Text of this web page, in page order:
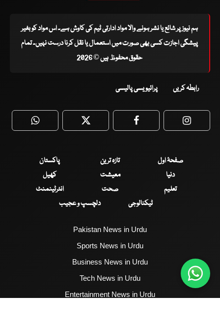
ہم نیوز پر شائع یا نشر ہونے والا مواد ادارتی ٹیم کی کاوش ہے۔ اس مواد کو بغیر
پیشگی اجازت کسی بھی صورت میں استعمال یا نقل کرنا درست نہیں۔ تمام
حقوق محفوظ ہیں © 2026
رابطہ کریں پرائیویسی پالیسی
WhatsApp Twitter Facebook
صفحۂ اول تازہ ترین
پاکستان
دنیا
معیشت
کھیل
تعلیم
صحت
انٹرٹینمنٹ
ٹیکنالوجی
دلچسپ و عجیب
Pakistan News in Urdu
Sports News in Urdu
Business News in Urdu
Tech News in Urdu
Entertainment News in Urdu